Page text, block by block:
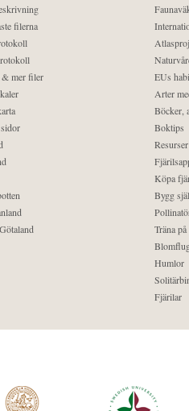
filerna
& mer filer
EUs
Arter
Böcker,
Boktips
Köpa
Bygg
Träna
Humlor
Fjärilar